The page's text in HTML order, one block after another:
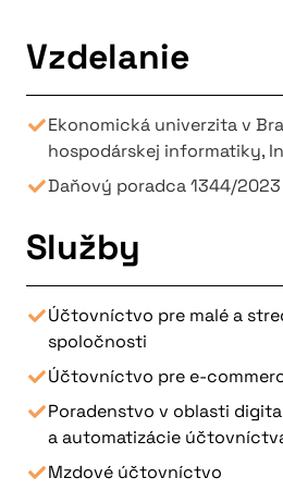
Vzdelanie
Ekonomická univerzita v
hospodárskej informatiky,
Daňový poradca 1344/2023
Služby
Účtovníctvo pre malé a
spoločnosti
Účtovníctvo pre e-
Poradenstvo v oblasti
a automatizácie
Mzdové účtovníctvo